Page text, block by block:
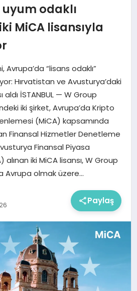
odaklı
MiCA lisansıyla
“lisans odaklı”
Hırvatistan ve Avusturya’daki
aldı İSTANBUL — W Group
iki şirket, Avrupa’da Kripto
(MiCA) kapsamında
Finansal Hizmetler Denetleme
Finansal Piyasa
iki MiCA lisansı, W Group
Avrupa olmak üzere…
Paylaş